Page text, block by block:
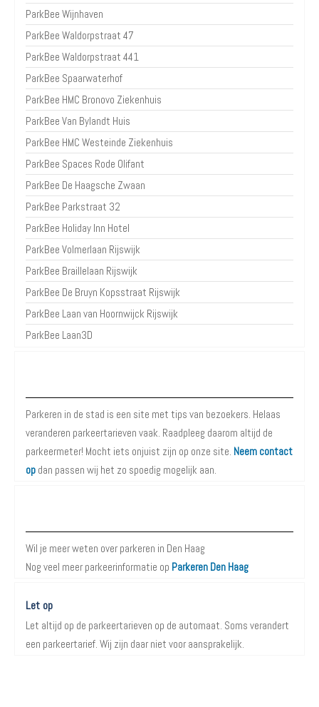
ParkBee Wijnhaven
ParkBee Waldorpstraat 47
ParkBee Waldorpstraat 441
ParkBee Spaarwaterhof
ParkBee HMC Bronovo Ziekenhuis
ParkBee Van Bylandt Huis
ParkBee HMC Westeinde Ziekenhuis
ParkBee Spaces Rode Olifant
ParkBee De Haagsche Zwaan
ParkBee Parkstraat 32
ParkBee Holiday Inn Hotel
ParkBee Volmerlaan Rijswijk
ParkBee Braillelaan Rijswijk
ParkBee De Bruyn Kopsstraat Rijswijk
ParkBee Laan van Hoornwijck Rijswijk
ParkBee Laan3D
Parkeren in de stad is een site met tips van bezoekers. Helaas
veranderen parkeertarieven vaak. Raadpleeg daarom altijd de
parkeermeter! Mocht iets onjuist zijn op onze site. Neem contact
op dan passen wij het zo spoedig mogelijk aan.
Wil je meer weten over parkeren in Den Haag
Nog veel meer parkeerinformatie op Parkeren Den Haag
Let op
Let altijd op de parkeertarieven op de automaat. Soms verandert
een parkeertarief. Wij zijn daar niet voor aansprakelijk.